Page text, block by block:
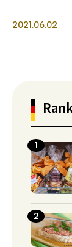
2021.06.02